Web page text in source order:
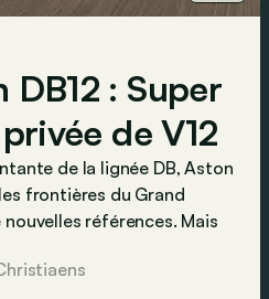
: Super
de V12
de la lignée DB, Aston
frontières du Grand
références. Mais